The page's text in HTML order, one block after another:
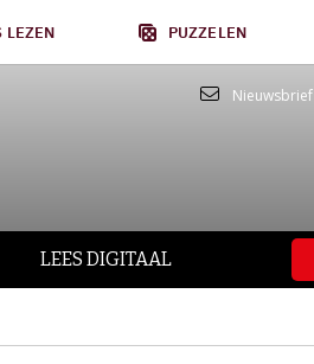
LEZEN PUZZELEN
Nieuwsbrief
LEES DIGITAAL